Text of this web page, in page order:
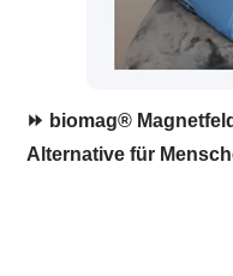
⏩ biomag®
Alternative für